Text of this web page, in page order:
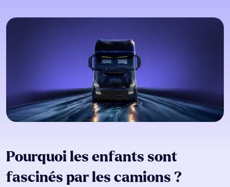
Pourquoi les enfants sont
fascinés par les camions ?